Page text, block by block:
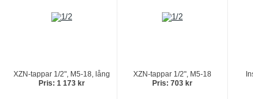
XZN-tappar 1/2", M5-18, lång
Pris: 1 173 kr
XZN-tappar 1/2", M5-18
Pris: 703 kr